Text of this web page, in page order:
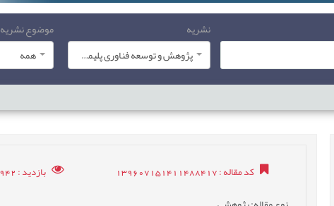
نشریه
پژوهش و توسعه فناوری پلیمر ایران
موضوع نشریه
همه
کد مقاله: 139607151411488417 بازدید: 10942